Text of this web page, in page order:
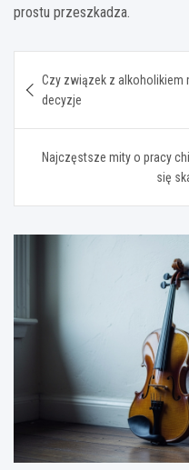
prostu przeszkadza.
wpisu
Czy związek z alkoholikiem
decyzje
Najczęstsze mity o pracy
się